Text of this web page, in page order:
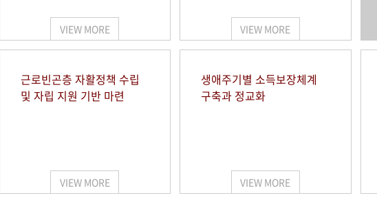
VIEW MORE VIEW MORE
근로빈곤층 자활정책 수립
및 자립 지원 기반 마련
VIEW MORE
생애주기별 소득보장체계
구축과 정교화
VIEW MORE